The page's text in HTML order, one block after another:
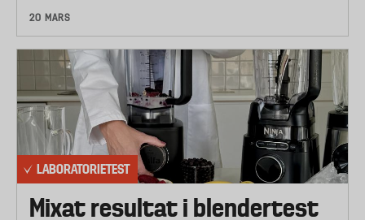
20 MARS
LABORATORIETEST
Mixat resultat i blendertest